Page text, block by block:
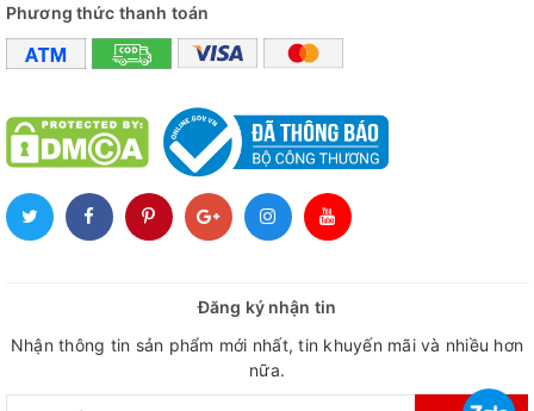
Phương thức thanh toán
Đăng ký nhận tin
Nhận thông tin sản phẩm mới nhất, tin khuyến mãi và nhiều hơn
nữa.